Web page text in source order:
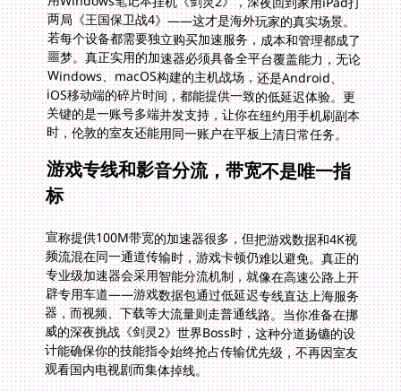
时，伦敦的室友还能用同一账户在平板上清日常任务。
游戏专线和影音分流，带宽不是唯一指
标
宣称提供100M带宽的加速器很多，但把游戏数据和4K视
频流混在同一通道传输时，游戏卡顿仍难以避免。真正的
专业级加速器会采用智能分流机制，就像在高速公路上开
辟专用车道——游戏数据包通过低延迟专线直达上海服务
器，而视频、下载等大流量则走普通线路。当你准备在挪
威的深夜挑战《剑灵2》世界Boss时，这种分道扬镳的设
计能确保你的技能指令始终抢占传输优先级，不再因室友
观看国内电视剧而集体掉线。